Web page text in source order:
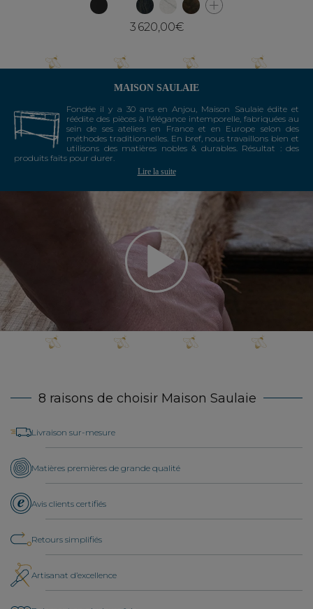
3 620,00€
MAISON SAULAIE
Fondée il y a 30 ans en Anjou, Maison Saulaie édite et
réédite des pièces à l'élégance intemporelle, fabriquées au
sein de ses ateliers en France et en Europe selon des
méthodes traditionnelles. En bref, nous travaillons bien et
utilisons des matières nobles & durables. Résultat : des
produits faits pour durer.
Lire la suite
8 raisons de choisir Maison Saulaie
Livraison sur-mesure
Matières premières de grande qualité
Avis clients certifiés
Retours simplifiés
Artisanat d’excellence